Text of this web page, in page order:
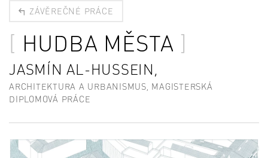
ZÁVĚREČNÉ PRÁCE
HUDBA MĚSTA
JASMÍN AL-HUSSEIN,
ARCHITEKTURA A URBANISMUS, MAGISTERSKÁ
DIPLOMOVÁ PRÁCE